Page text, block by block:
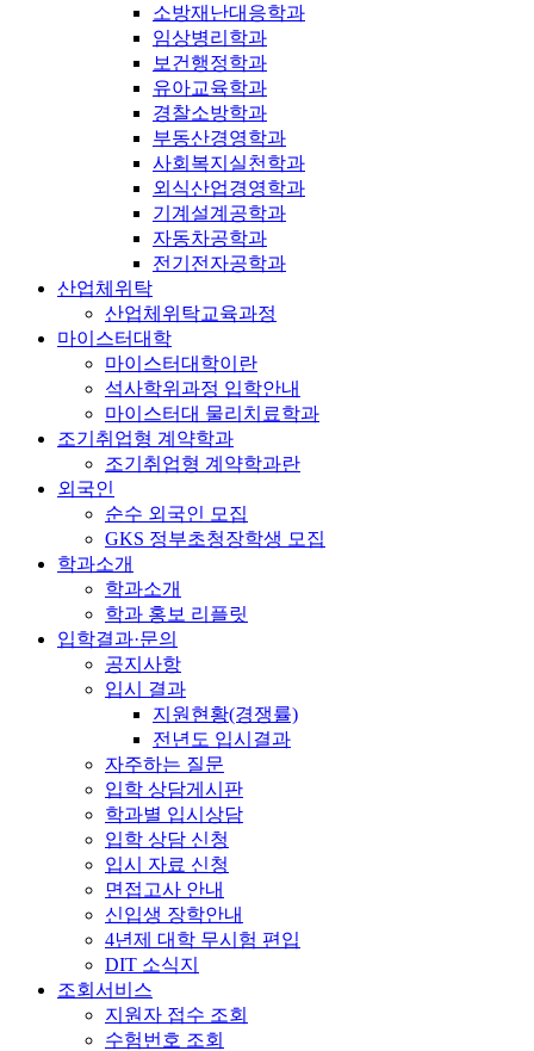
소방재난대응학과
임상병리학과
보건행정학과
유아교육학과
경찰소방학과
부동산경영학과
사회복지실천학과
외식산업경영학과
기계설계공학과
자동차공학과
전기전자공학과
산업체위탁
산업체위탁교육과정
마이스터대학
마이스터대학이란
석사학위과정 입학안내
마이스터대 물리치료학과
조기취업형 계약학과
조기취업형 계약학과란
외국인
순수 외국인 모집
GKS 정부초청장학생 모집
학과소개
학과소개
학과 홍보 리플릿
입학결과·문의
공지사항
입시 결과
지원현황(경쟁률)
전년도 입시결과
자주하는 질문
입학 상담게시판
학과별 입시상담
입학 상담 신청
입시 자료 신청
면접고사 안내
신입생 장학안내
4년제 대학 무시험 편입
DIT 소식지
조회서비스
지원자 접수 조회
수험번호 조회